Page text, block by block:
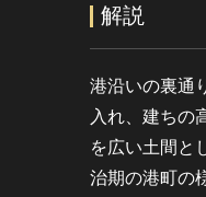
解説
港沿いの裏通
入れ、建ちの
を広い土間と
治期の港町の